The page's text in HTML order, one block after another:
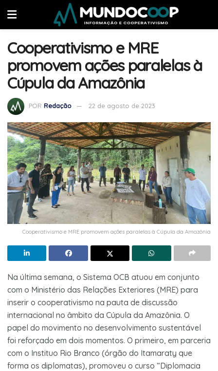
Cooperativismo e MRE
promovem ações paralelas à
Cúpula da Amazônia
POR Redação 22 de agosto de 2023
Cooperativismo e MRE promovem ações paralelas à Cúpula da Amazônia
Na última semana, o Sistema OCB atuou em conjunto
com o Ministério das Relações Exteriores (MRE) para
inserir o cooperativismo na pauta de discussão
internacional no âmbito da Cúpula da Amazônia. O
papel do movimento no desenvolvimento sustentável
foi reforçado em dois momentos. O primeiro, em parceria
com o Instituo Rio Branco (órgão do Itamaraty que
forma os diplomatas), promoveu o curso “Diplomacia